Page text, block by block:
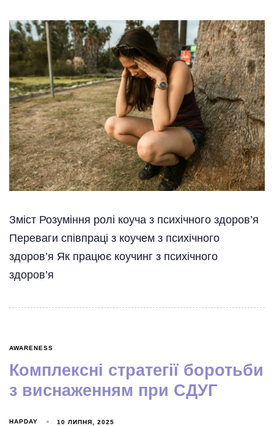
Зміст Розуміння ролі коуча з психічного здоров’я
Переваги співпраці з коучем з психічного
здоров’я Як працює коучинг з психічного
здоров’я
AWARENESS
Комплексні стратегії боротьби
з виснаженням при СДУГ
HAPDAY 10 ЛИПНЯ, 2025